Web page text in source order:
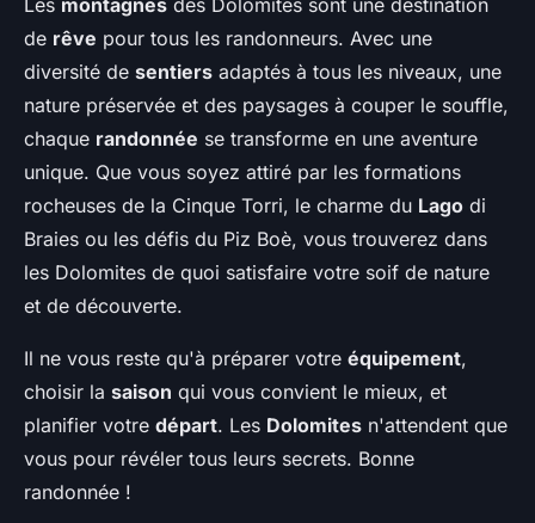
Les montagnes des Dolomites sont une destination
de rêve pour tous les randonneurs. Avec une
diversité de sentiers adaptés à tous les niveaux, une
nature préservée et des paysages à couper le souffle,
chaque randonnée se transforme en une aventure
unique. Que vous soyez attiré par les formations
rocheuses de la Cinque Torri, le charme du Lago di
Braies ou les défis du Piz Boè, vous trouverez dans
les Dolomites de quoi satisfaire votre soif de nature
et de découverte.
Il ne vous reste qu'à préparer votre équipement,
choisir la saison qui vous convient le mieux, et
planifier votre départ. Les Dolomites n'attendent que
vous pour révéler tous leurs secrets. Bonne
randonnée !